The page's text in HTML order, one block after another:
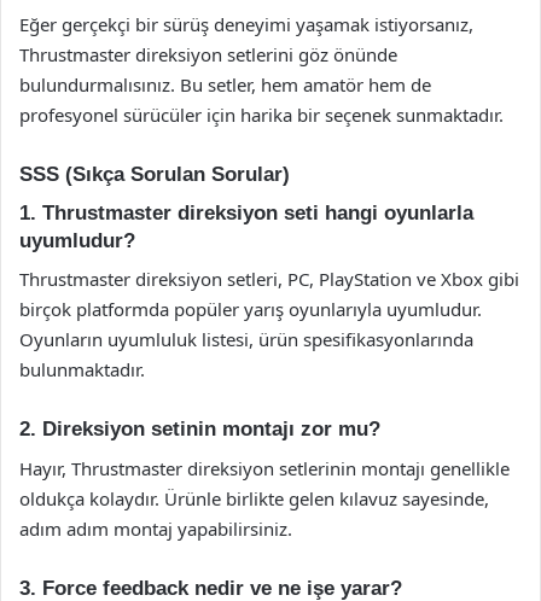
Eğer gerçekçi bir sürüş deneyimi yaşamak istiyorsanız,
Thrustmaster direksiyon setlerini göz önünde
bulundurmalısınız. Bu setler, hem amatör hem de
profesyonel sürücüler için harika bir seçenek sunmaktadır.
SSS (Sıkça Sorulan Sorular)
1. Thrustmaster direksiyon seti hangi oyunlarla
uyumludur?
Thrustmaster direksiyon setleri, PC, PlayStation ve Xbox gibi
birçok platformda popüler yarış oyunlarıyla uyumludur.
Oyunların uyumluluk listesi, ürün spesifikasyonlarında
bulunmaktadır.
2. Direksiyon setinin montajı zor mu?
Hayır, Thrustmaster direksiyon setlerinin montajı genellikle
oldukça kolaydır. Ürünle birlikte gelen kılavuz sayesinde,
adım adım montaj yapabilirsiniz.
3. Force feedback nedir ve ne işe yarar?